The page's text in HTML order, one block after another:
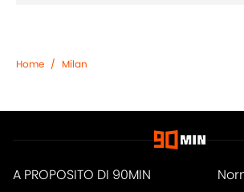
Home / Milan
A PROPOSITO DI 90MIN